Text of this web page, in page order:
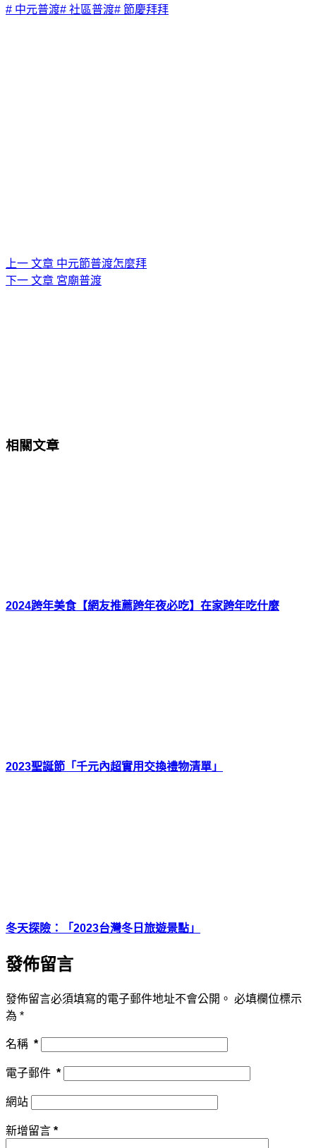
# 中元普渡# 社區普渡# 節慶拜拜
上一 文章 中元節普渡怎麼拜
下一 文章 宮廟普渡
相關文章
2024跨年美食【網友推薦跨年夜必吃】在家跨年吃什麼
2023聖誕節「千元內超實用交換禮物清單」
冬天探險：「2023台灣冬日旅遊景點」
發佈留言
發佈留言必須填寫的電子郵件地址不會公開。 必填欄位標示
為 *
名稱 *
電子郵件 *
網站
新增留言 *